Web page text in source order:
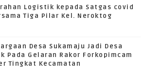
Logistik kepada Satgas covid
Tiga Pilar Kel. Neroktog
Desa Sukamaju Jadi Desa
Pada Gelaran Rakor Forkopimcam
Tingkat Kecamatan